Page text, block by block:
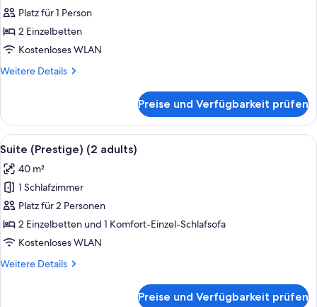
Suite,
Poolblick
(Single
anzeigen
Platz für 1 Person
2 Einzelbetten
Kostenloses WLAN
Weitere Details
Weitere
Suite,
Poolblick
(Single
Preise und Verfügbarkeit prüfen
Alle
Fotos
für
Suite
(Prestige)
(2
adults)
Ein modernes Hotelzimmer mit
8
Suite (Prestige) (2 adults)
40 m²
1 Schlafzimmer
Platz für 2 Personen
2 Einzelbetten und 1 Komfort-Einzel-Schlafsofa
Kostenloses WLAN
Weitere Details
Weitere
Preise und Verfügbarkeit prüfen